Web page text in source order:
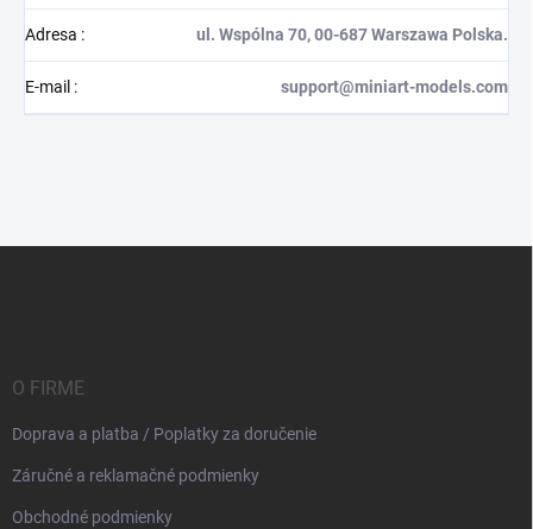
Adresa : ul. Wspólna 70, 00-687 Warszawa Polska.
E-mail : support@miniart-models.com
O FIRME
Doprava a platba / Poplatky za doručenie
Záručné a reklamačné podmienky
Obchodné podmienky